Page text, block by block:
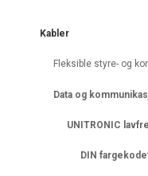
Kabler
Fleksible styre- og
Data og
UNITRONIC
DIN